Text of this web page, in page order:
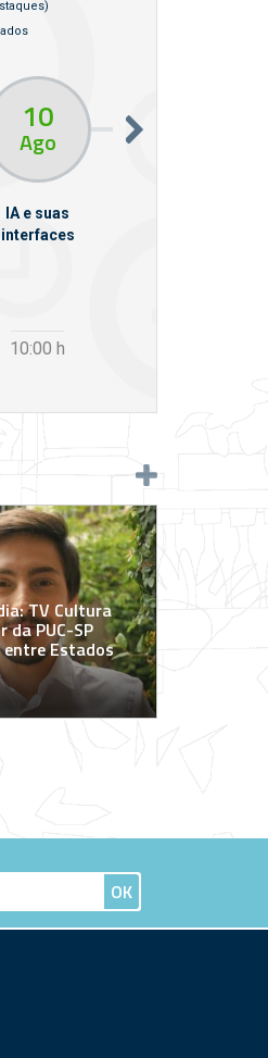
10
Ago
IA e suas
interfaces
10:00 h
TV Cultura
da PUC-SP
Estados